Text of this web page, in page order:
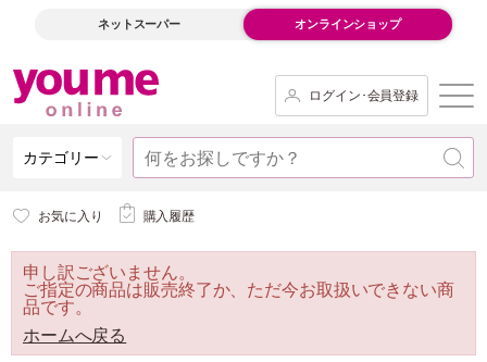
ネットスーパー オンラインショップ
ログイン･会員登録
カテゴリー
お気に入り 購入履歴
申し訳ございません。
ご指定の商品は販売終了か、ただ今お取扱いできない商
品です。
ホームへ戻る